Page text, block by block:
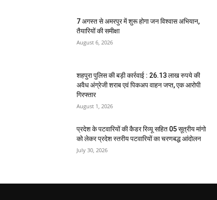
7 अगस्त से अमरपुर में शुरू होगा जन विश्वास अभियान,
तैयारियों की समीक्षा
August 6, 2026
शहपुरा पुलिस की बड़ी कार्रवाई : 26.13 लाख रुपये की
अवैध अंग्रेजी शराब एवं पिकअप वाहन जप्त, एक आरोपी
गिरफ्तार
August 1, 2026
प्रदेश के पटवारियों की कैडर रिव्यू सहित 05 सूत्रीय मांगो
को लेकर प्रदेश स्तरीय पटवारियों का चरणबद्ध आंदोलन
July 30, 2026